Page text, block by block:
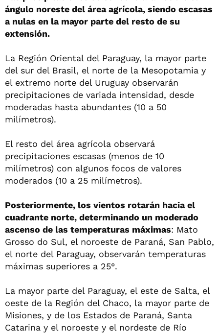
ángulo noreste del área agrícola, siendo escasas
a nulas en la mayor parte del resto de su
extensión.
La Región Oriental del Paraguay, la mayor parte
del sur del Brasil, el norte de la Mesopotamia y
el extremo norte del Uruguay observarán
precipitaciones de variada intensidad, desde
moderadas hasta abundantes (10 a 50
milímetros).
El resto del área agrícola observará
precipitaciones escasas (menos de 10
milímetros) con algunos focos de valores
moderados (10 a 25 milímetros).
Posteriormente, los vientos rotarán hacia el
cuadrante norte, determinando un moderado
ascenso de las temperaturas máximas: Mato
Grosso do Sul, el noroeste de Paraná, San Pablo,
el norte del Paraguay, observarán temperaturas
máximas superiores a 25°.
La mayor parte del Paraguay, el este de Salta, el
oeste de la Región del Chaco, la mayor parte de
Misiones, y de los Estados de Paraná, Santa
Catarina y el noroeste y el nordeste de Río